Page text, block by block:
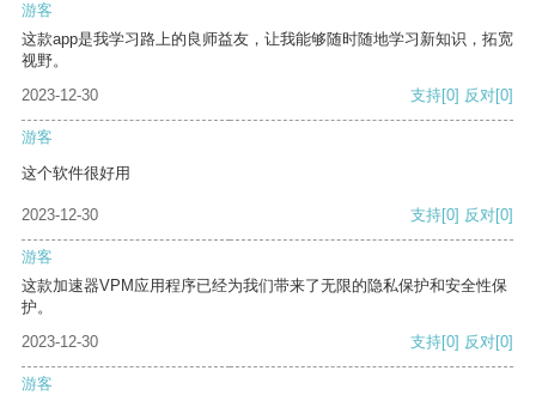
游客
这款app是我学习路上的良师益友，让我能够随时随地学习新知识，拓宽
视野。
2023-12-30
支持[0] 反对[0]
游客
这个软件很好用
2023-12-30 支持[0] 反对[0]
游客
这款加速器VPM应用程序已经为我们带来了无限的隐私保护和安全性保
护。
2023-12-30
支持[0] 反对[0]
游客